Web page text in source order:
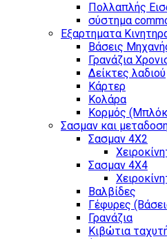
Πολλαπλής
σύστημα
Εξαρτηματα
Βάσεις
Γρανάζια
Δείκτες λαδιού
Κάρτερ
Κολάρα
Κορμός
Σασμαν και
Σασμαν 4Χ2
Σασμαν 4Χ4
Βαλβίδες
Γέφυρες
Γρανάζια
Κιβώτια